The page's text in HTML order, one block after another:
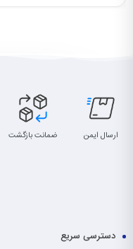
ارسال ایمن ضمانت بازگشت
دسترسی سریع